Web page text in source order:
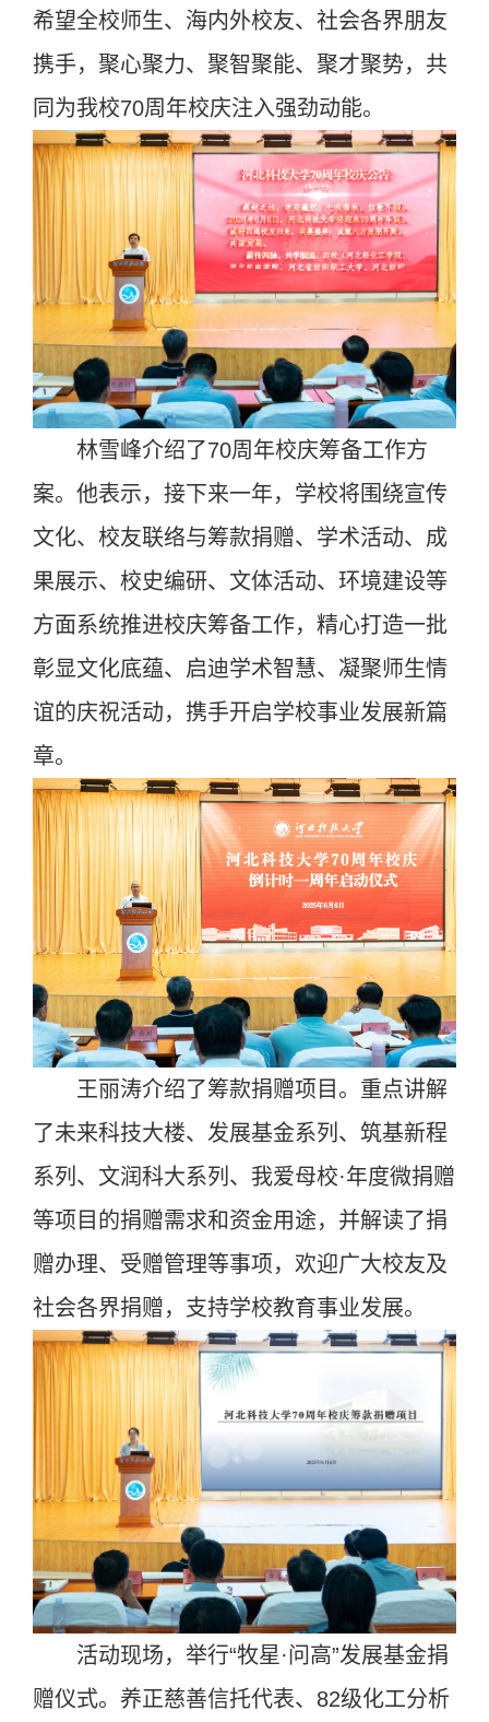
希望全校师生、海内外校友、社会各界朋友
携手，聚心聚力、聚智聚能、聚才聚势，共
同为我校70周年校庆注入强劲动能。
林雪峰介绍了70周年校庆筹备工作方
案。他表示，接下来一年，学校将围绕宣传
文化、校友联络与筹款捐赠、学术活动、成
果展示、校史编研、文体活动、环境建设等
方面系统推进校庆筹备工作，精心打造一批
彰显文化底蕴、启迪学术智慧、凝聚师生情
谊的庆祝活动，携手开启学校事业发展新篇
章。
王丽涛介绍了筹款捐赠项目。重点讲解
了未来科技大楼、发展基金系列、筑基新程
系列、文润科大系列、我爱母校·年度微捐赠
等项目的捐赠需求和资金用途，并解读了捐
赠办理、受赠管理等事项，欢迎广大校友及
社会各界捐赠，支持学校教育事业发展。
活动现场，举行“牧星·问高”发展基金捐
赠仪式。养正慈善信托代表、82级化工分析